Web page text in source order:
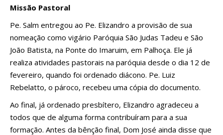
Missão Pastoral
Pe. Salm entregou ao Pe. Elizandro a provisão de sua
nomeação como vigário Paróquia São Judas Tadeu e São
João Batista, na Ponte do Imaruim, em Palhoça. Ele já
realiza atividades pastorais na paróquia desde o dia 12 de
fevereiro, quando foi ordenado diácono. Pe. Luiz
Rebelatto, o pároco, recebeu uma cópia do documento.
Ao final, já ordenado presbítero, Elizandro agradeceu a
todos que de alguma forma contribuíram para a sua
formação. Antes da bênção final, Dom José ainda disse que